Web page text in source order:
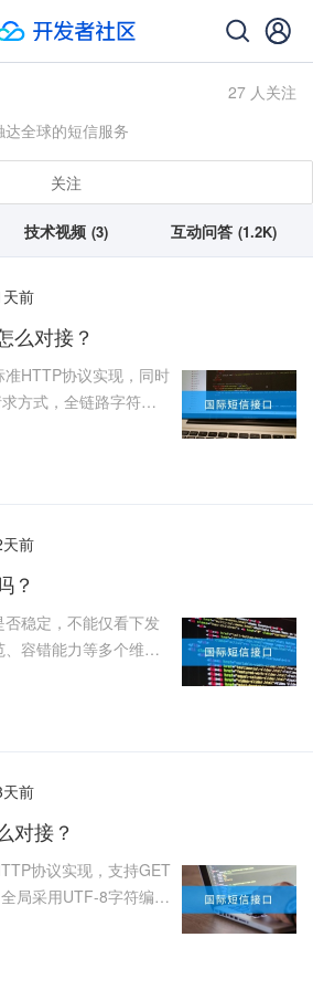
27 人关注
全球的短信服务
关注
技术视频 (3) 互动问答 (1.2K)
天前
么对接？
HTTP协议实现，同时
方式，全链路字符编
天24小时发送请求。
天前
？
稳定，不能仅看下发
容错能力等多个维度
天前
对接？
协议实现，支持GET
局采用UTF-8字符编
。接口采用轻量化的